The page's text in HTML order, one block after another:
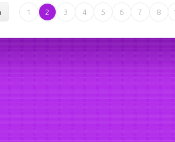
1 2 3 4 5 6 7 8